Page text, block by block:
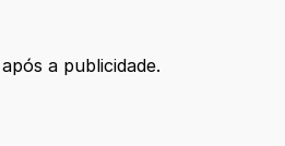
a publicidade.